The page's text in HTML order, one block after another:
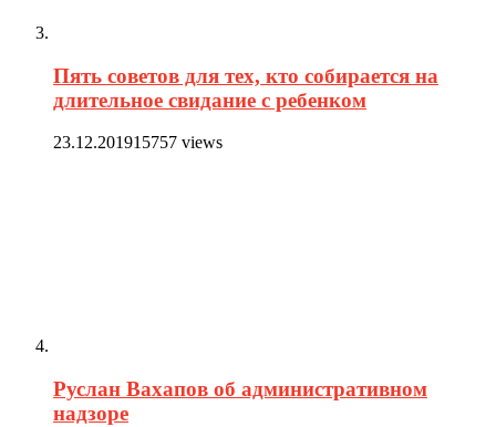
Пять советов для тех, кто собирается на
длительное свидание с ребенком
23.12.201915757 views
Руслан Вахапов об административном
надзоре